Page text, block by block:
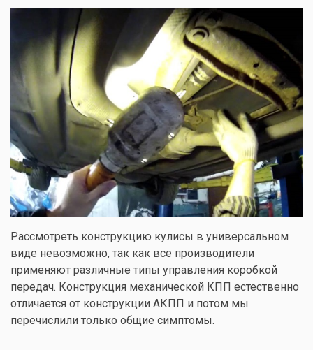
Рассмотреть конструкцию кулисы в универсальном
виде невозможно, так как все производители
применяют различные типы управления коробкой
передач. Конструкция механической КПП естественно
отличается от конструкции АКПП и потом мы
перечислили только общие симптомы.